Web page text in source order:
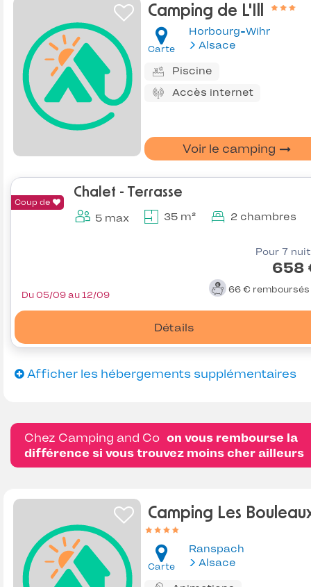
Camping de L'Ill
Carte
Horbourg-Wihr
Alsace
Piscine
Accès internet
Voir le camping
Coup de
Chalet - Terrasse
5 max 35 m² 2 chambres
Pour 7
658
66 € remboursés
Détails
Du 05/09 au 12/09
Afficher les hébergements supplémentaires
Chez Camping and Co on vous rembourse la
différence si vous trouvez moins cher ailleurs
Camping Les
Carte
Ranspach
Alsace